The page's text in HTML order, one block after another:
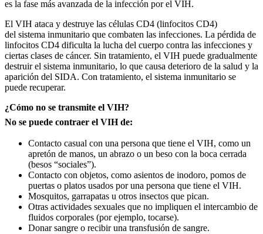
es la fase más avanzada de la infección por el VIH.
El VIH ataca y destruye las células CD4 (linfocitos CD4)
del sistema inmunitario que combaten las infecciones. La pérdida de
linfocitos CD4 dificulta la lucha del cuerpo contra las infecciones y
ciertas clases de cáncer. Sin tratamiento, el VIH puede gradualmente
destruir el sistema inmunitario, lo que causa deterioro de la salud y la
aparición del SIDA. Con tratamiento, el sistema inmunitario se
puede recuperar.
¿Cómo no se transmite el VIH?
No se puede contraer el VIH de:
Contacto casual con una persona que tiene el VIH, como un
apretón de manos, un abrazo o un beso con la boca cerrada
(besos “sociales”).
Contacto con objetos, como asientos de inodoro, pomos de
puertas o platos usados por una persona que tiene el VIH.
Mosquitos, garrapatas u otros insectos que pican.
Otras actividades sexuales que no impliquen el intercambio de
fluidos corporales (por ejemplo, tocarse).
Donar sangre o recibir una transfusión de sangre.